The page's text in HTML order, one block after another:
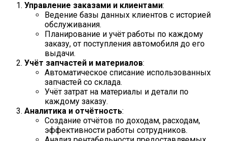
Управление заказами и клиентами:
Ведение базы данных клиентов с историей
обслуживания.
Планирование и учёт работы по каждому
заказу, от поступления автомобиля до его
выдачи.
Учёт запчастей и материалов:
Автоматическое списание использованных
запчастей со склада.
Учёт затрат на материалы и детали по
каждому заказу.
Аналитика и отчётность:
Создание отчётов по доходам, расходам,
эффективности работы сотрудников.